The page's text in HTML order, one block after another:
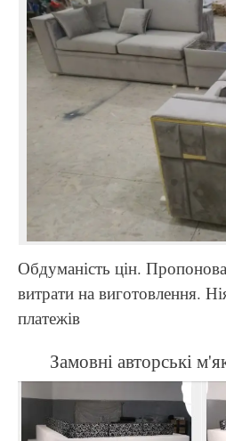
Обдуманість цін.
витрати на виготовлення.
платежів
Замовні авторські